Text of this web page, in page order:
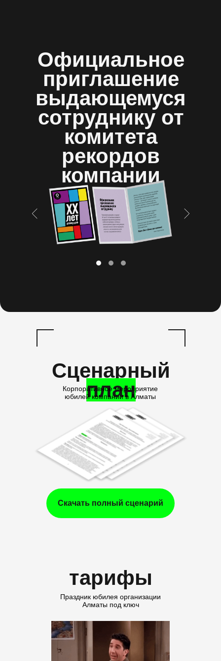
Официальное
приглашение
выдающемуся
сотруднику от
комитета
рекордов
компании
Сценарный
план
Скачать полный сценарий
Корпоративное мероприятие
юбилей компании в Алматы
тарифы
Праздник юбилея организации
Алматы под ключ